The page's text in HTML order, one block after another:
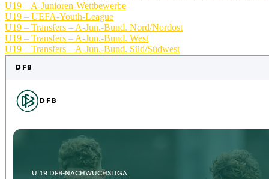
U19 – A-Junioren-Wettbewerbe
U19 – UEFA-Youth-League
U19 – Transfers – A-Jun.-Bund. Nord/Nordost
U19 – Transfers – A-Jun.-Bund. West
U19 – Transfers – A-Jun.-Bund. Süd/Südwest